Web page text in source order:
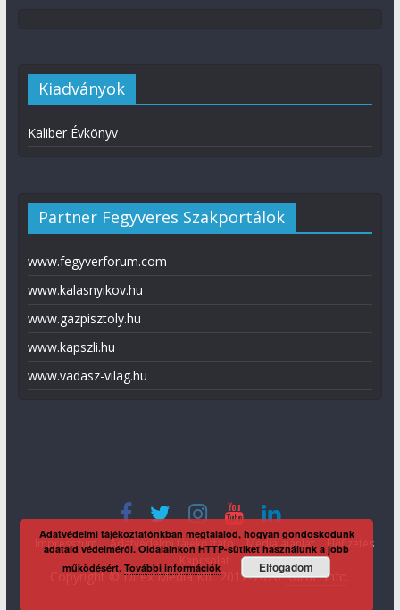
Kiadványok
Kaliber Évkönyv
Partner Fegyveres Szakportálok
www.fegyverforum.com
www.kalasnyikov.hu
www.gazpisztoly.hu
www.kapszli.hu
www.vadasz-vilag.hu
Impresszum Adatvédelmi tájékoztató Média ajánlat
Előfizetés
Copyright © Direx Média Kft. 2012-2026KaliberInfo
Adatvédelmi tájékoztatónkban megtalálod, hogyan gondoskodunk
adataid védelméről. Oldalainkon HTTP-sütiket használunk a jobb
működésért.További információk Elfogadom